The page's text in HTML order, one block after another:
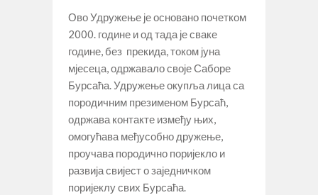
Ово Удружење је основано почетком
2000. године и од тада је сваке
године, без прекида, током јуна
мјесеца, одржавало своје Саборе
Бурсаћа. Удружење окупља лица са
породичним презименом Бурсаћ,
одржава контакте између њих,
омогућава међусобно дружење,
проучава породично поријекло и
развија свијест о заједничком
поријеклу свих Бурсаћа.